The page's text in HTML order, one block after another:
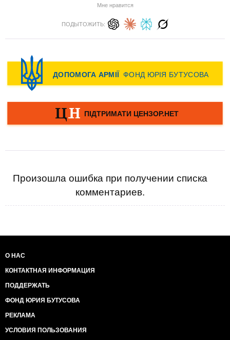
Мне нравится
ПОДЫТОЖИТЬ:
Произошла ошибка при получении списка
комментариев.
О НАС
КОНТАКТНАЯ ИНФОРМАЦИЯ
ПОДДЕРЖАТЬ
ФОНД ЮРИЯ БУТУСОВА
РЕКЛАМА
УСЛОВИЯ ПОЛЬЗОВАНИЯ